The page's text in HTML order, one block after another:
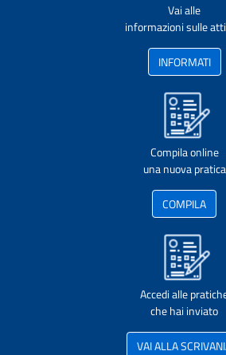
Vai alle
informazioni sulle
INFORMATI
Compila online
una nuova pratica
COMPILA
Accedi alle
che hai inviato
VAI ALLA